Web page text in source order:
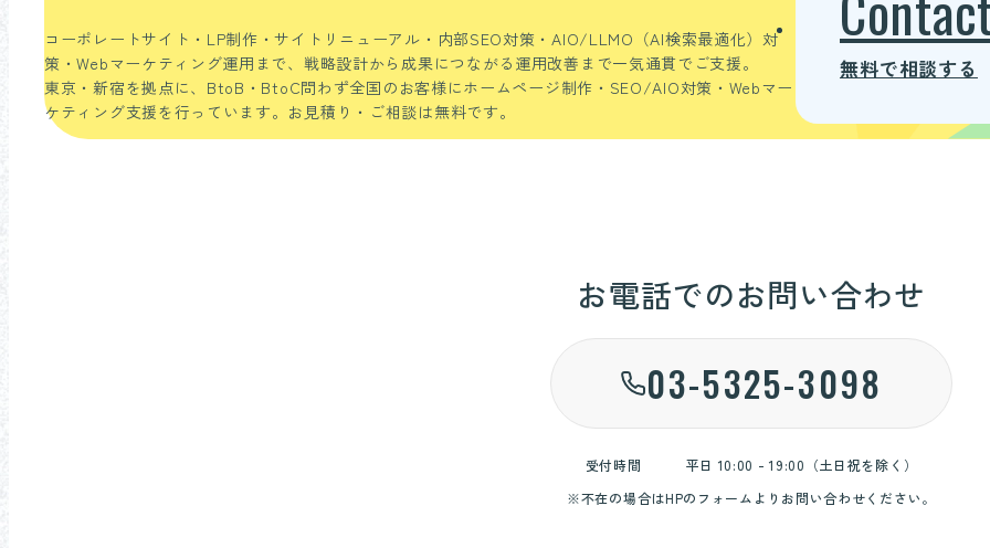
コーポレートサイト・LP制作・サイトリニューアル・内部SEO対策・AIO/LLMO（AI検索最適化）対
策・Webマーケティング運用まで、戦略設計から成果につながる運用改善まで一気通貫でご支援。
東京・新宿を拠点に、BtoB・BtoC問わず全国のお客様にホームページ制作・SEO/AIO対策・Webマー
ケティング支援を行っています。お見積り・ご相談は無料です。
無料で相談する
お電話でのお問い合わせ
03-5325-3098
受付時間
平日 10:00 - 19:00（土日祝を除く）
※不在の場合はHPのフォームよりお問い合わせください。